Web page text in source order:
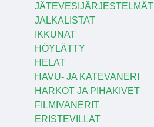
JÄTEVESIJÄRJESTELMÄT
JALKALISTAT
IKKUNAT
HÖYLÄTTY
HELAT
HAVU- JA KATEVANERI
HARKOT JA PIHAKIVET
FILMIVANERIT
ERISTEVILLAT